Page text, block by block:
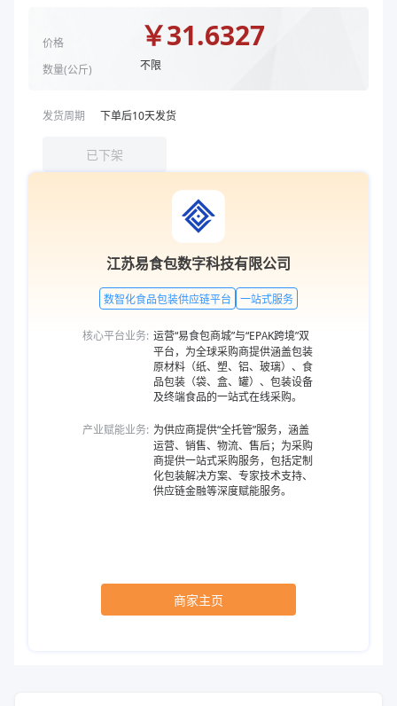
价格
数量(公斤)
￥31.6327
不限
发货周期 下单后10天发货
已下架
江苏易食包数字科技有限公司
数智化食品包装供应链平台 一站式服务
核心平台业务: 运营“易食包商城”与“EPAK跨境”双
平台，为全球采购商提供涵盖包装
原材料（纸、塑、铝、玻璃）、食
品包装（袋、盒、罐）、包装设备
及终端食品的一站式在线采购。
产业赋能业务: 为供应商提供“全托管”服务，涵盖
运营、销售、物流、售后；为采购
商提供一站式采购服务，包括定制
化包装解决方案、专家技术支持、
供应链金融等深度赋能服务。
商家主页